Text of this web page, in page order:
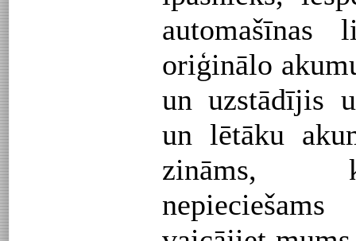
automašīnas
oriģinālo
un uzstādījis
un lētāku
zināms,